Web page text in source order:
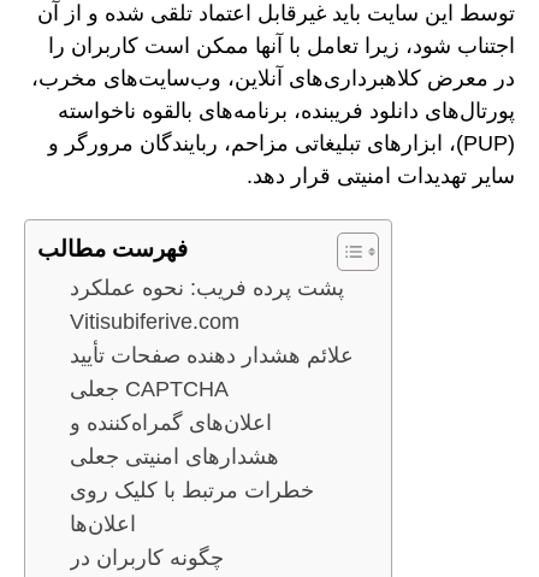
توسط این سایت باید غیرقابل اعتماد تلقی شده و از آن
اجتناب شود، زیرا تعامل با آنها ممکن است کاربران را
در معرض کلاهبرداری‌های آنلاین، وب‌سایت‌های مخرب،
پورتال‌های دانلود فریبنده، برنامه‌های بالقوه ناخواسته
(PUP)، ابزارهای تبلیغاتی مزاحم، ربایندگان مرورگر و
سایر تهدیدات امنیتی قرار دهد.
فهرست مطالب
پشت پرده فریب: نحوه عملکرد
Vitisubiferive.com
علائم هشدار دهنده صفحات تأیید
جعلی CAPTCHA
اعلان‌های گمراه‌کننده و
هشدارهای امنیتی جعلی
خطرات مرتبط با کلیک روی
اعلان‌ها
چگونه کاربران در